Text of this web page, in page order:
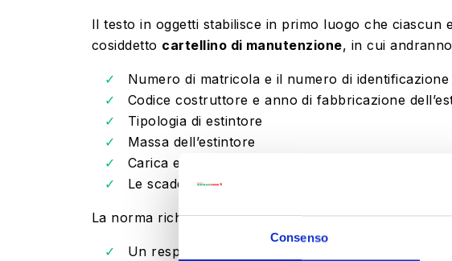
Consenso
Il testo in oggetti stabilisce in primo luogo che ciascun
cosiddetto cartellino di manutenzione, in cui
Numero di matricola e il numero di identificazione
Codice costruttore e anno di fabbricazione
Tipologia di estintore
Massa dell’estintore
Carica effettiva dell’estintore
Le scadenze (mese e anno) previste per i futuri
La norma richiamata prevede poi la necessità di
Un responsabile incaricato di valutare e